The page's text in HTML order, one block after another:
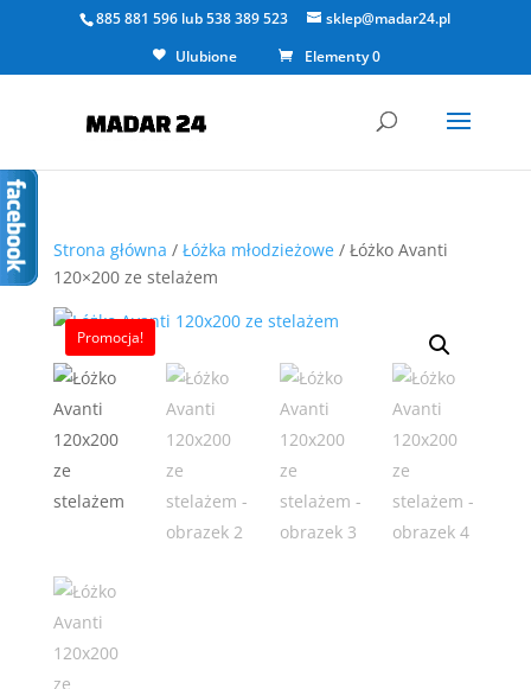
885 881 596 lub538 389 523
sklep@madar24.pl
Ulubione
Elementy 0
Strona główna / Łóżka młodzieżowe/ Łóżko Avanti
120×200 ze stelażem
Promocja!